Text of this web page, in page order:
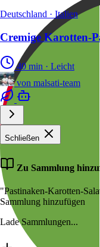
Deutschland · Italien
Cremige Karotten-
40 min · Leicht
von malsati-team
Schließen
Zu Sammlung
"Pastinaken-Karotten-
Sammlung hinzufügen
Lade Sammlungen...